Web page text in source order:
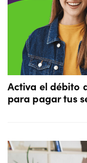
Activa el débito
para pagar tus